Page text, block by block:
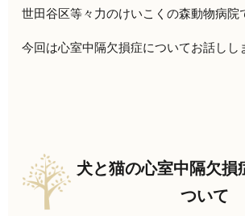
世田谷区等々力のけいこくの森動物病院
今回は心室中隔欠損症についてお話しし
犬と猫の心室中隔欠損
ついて